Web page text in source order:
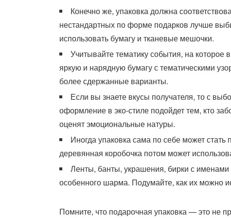
Конечно же, упаковка должна
нестандартных по форме подарков лучше
использовать бумагу и тканевые мешочки.
Учитывайте тематику события, на которое
яркую и нарядную бумагу с тематическими
более сдержанные варианты.
Если вы знаете вкусы получателя, то с
оформление в эко-стиле подойдет тем, кто
оценят эмоциональные натуры.
Иногда упаковка сама по себе может
деревянная коробочка потом может
Ленты, банты, украшения, бирки с
особенного шарма. Подумайте, как их можно
Помните, что подарочная упаковка — это не